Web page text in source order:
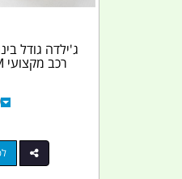
ג'ילדה גודל
רכב מקצועי 43X32X0.2 CM